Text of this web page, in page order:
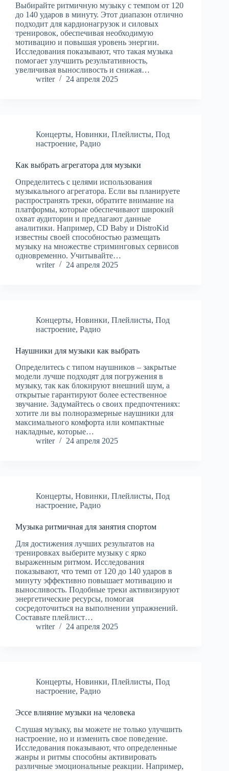
Выбирайте ритмичную музыку с темпом от 120
до 140 ударов в минуту. Этот диапазон отлично
подходит для кардионагрузок и силовых
тренировок, обеспечивая необходимую
мотивацию и повышая уровень энергии.
Исследования показывают, что такая музыка
помогает улучшить результативность,
увеличивая выносливость и снижая…
writer
24 апреля 2025
Концерты, Новинки, Плейлисты, Под
настроение, Радио
Как выбрать агрегатора для музыки
Определитесь с целями использования
музыкального агрегатора. Если вы планируете
распространять треки, обратите внимание на
платформы, которые обеспечивают широкий
охват аудитории и предлагают данные
аналитики. Например, CD Baby и DistroKid
известны своей способностью размещать
музыку на множестве стриминговых сервисов
одновременно. Учитывайте…
writer
24 апреля 2025
Концерты, Новинки, Плейлисты, Под
настроение, Радио
Наушники для музыки как выбрать
Определитесь с типом наушников – закрытые
модели лучше подходят для погружения в
музыку, так как блокируют внешний шум, а
открытые гарантируют более естественное
звучание. Задумайтесь о своих предпочтениях:
хотите ли вы полноразмерные наушники для
максимального комфорта или компактные
накладные, которые…
writer
24 апреля 2025
Концерты, Новинки, Плейлисты, Под
настроение, Радио
Музыка ритмичная для занятия спортом
Для достижения лучших результатов на
тренировках выберите музыку с ярко
выраженным ритмом. Исследования
показывают, что темп от 120 до 140 ударов в
минуту эффективно повышает мотивацию и
выносливость. Подобные треки активизируют
энергетические ресурсы, помогая
сосредоточиться на выполнении упражнений.
Составьте плейлист…
writer
24 апреля 2025
Концерты, Новинки, Плейлисты, Под
настроение, Радио
Эссе влияние музыки на человека
Слушая музыку, вы можете не только улучшить
настроение, но и изменить свое поведение.
Исследования показывают, что определенные
жанры и ритмы способны активировать
различные эмоциональные реакции. Например,